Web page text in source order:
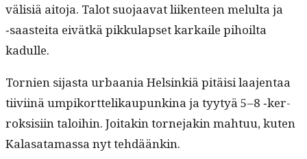
välisiä aito­ja. Talot suo­jaa­vat liiken­teen melul­ta ja
‑saastei­ta eivätkä pikku­lapset karkaile pihoil­ta
kadulle.
Tornien sijas­ta urbaa­nia Helsinkiä pitäisi laa­jen­taa
tiivi­inä umpiko­rt­te­likaupunk­i­na ja tyy­tyä 5–8 ‑ker­
roksisi­in taloi­hin. Joitakin torne­jakin mah­tuu, kuten
Kalasa­ta­mas­sa nyt tehdäänkin.